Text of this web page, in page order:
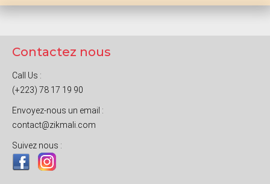
Contactez nous
Call Us :
(+223) 78 17 19 90
Envoyez-nous un email :
contact@zikmali.com
Suivez nous :